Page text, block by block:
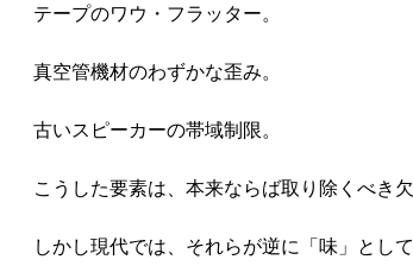
テープのワウ・フラッター。
真空管機材のわずかな歪み。
古いスピーカーの帯域制限。
こうした要素は、本来ならば取り除くべき
しかし現代では、それらが逆に「味」とし